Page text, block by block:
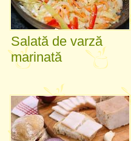
Salată de varză
marinată